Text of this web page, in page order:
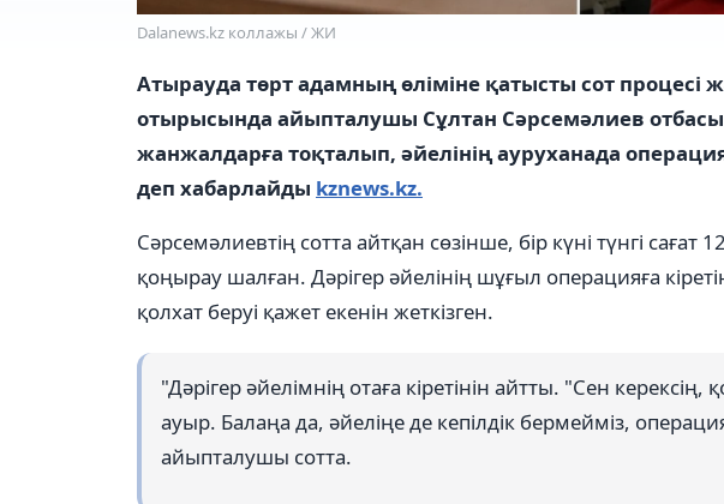
Dalanews.kz коллажы / ЖИ
Атырауда төрт адамның өліміне қатысты сот процесі
отырысында айыпталушы Сұлтан Сәрсемәлиев отбасы
жанжалдарға тоқталып, әйелінің ауруханада
деп хабарлайды kznews.kz.
Сәрсемәлиевтің сотта айтқан сөзінше, бір күні түнгі сағат
қоңырау шалған. Дәрігер әйелінің шұғыл операцияға
қолхат беруі қажет екенін жеткізген.
"Дәрігер әйелімнің отаға кіретінін айтты. "Сен керексің,
ауыр. Балаңа да, әйеліңе де кепілдік бермейміз,
айыпталушы сотта.